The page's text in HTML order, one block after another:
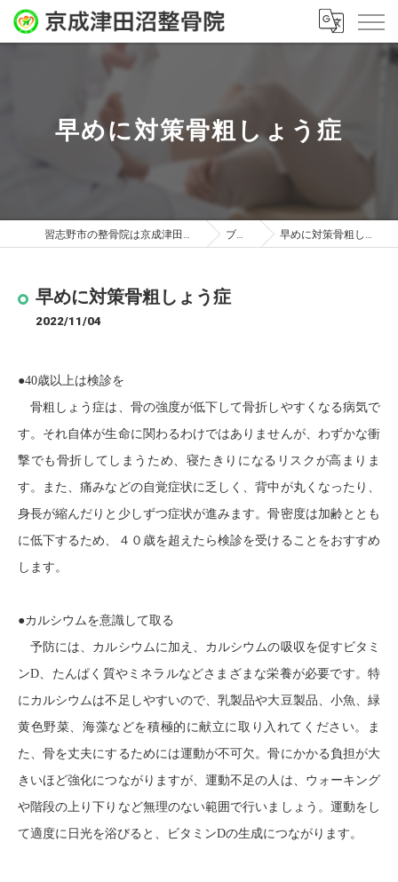
早めに対策骨粗しょう症
習志野市の整骨院は京成津田沼整骨院 ブログ 早めに対策骨粗しょう症
早めに対策骨粗しょう症
2022/11/04
●40歳以上は検診を
骨粗しょう症は、骨の強度が低下して骨折しやすくなる病気で
す。それ自体が生命に関わるわけではありませんが、わずかな衝
撃でも骨折してしまうため、寝たきりになるリスクが高まりま
す。また、痛みなどの自覚症状に乏しく、背中が丸くなったり、
身長が縮んだりと少しずつ症状が進みます。骨密度は加齢ととも
に低下するため、４０歳を超えたら検診を受けることをおすすめ
します。
●カルシウムを意識して取る
予防には、カルシウムに加え、カルシウムの吸収を促すビタミ
ンD、たんぱく質やミネラルなどさまざまな栄養が必要です。特
にカルシウムは不足しやすいので、乳製品や大豆製品、小魚、緑
黄色野菜、海藻などを積極的に献立に取り入れてください。ま
た、骨を丈夫にするためには運動が不可欠。骨にかかる負担が大
きいほど強化につながりますが、運動不足の人は、ウォーキング
や階段の上り下りなど無理のない範囲で行いましょう。運動をし
て適度に日光を浴びると、ビタミンDの生成につながります。